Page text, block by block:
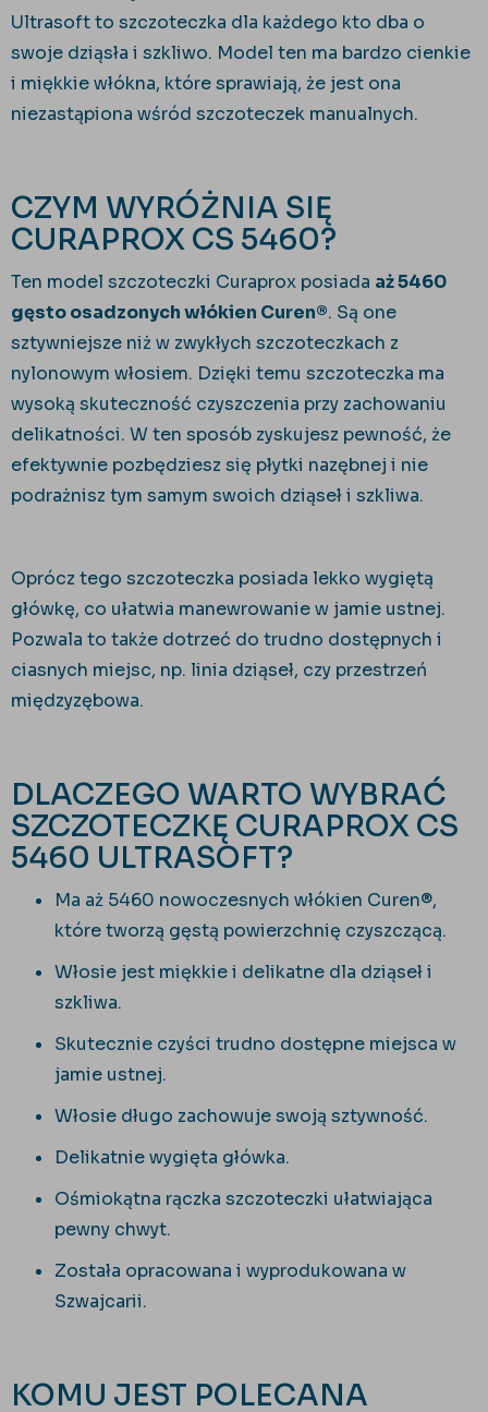
Ultrasoft to szczoteczka dla każdego kto dba o
swoje dziąsła i szkliwo. Model ten ma bardzo cienkie
i miękkie włókna, które sprawiają, że jest ona
niezastąpiona wśród szczoteczek manualnych.
CZYM WYRÓŻNIA SIĘ
CURAPROX CS 5460?
Ten model szczoteczki Curaprox posiada aż 5460
gęsto osadzonych włókien Curen®. Są one
sztywniejsze niż w zwykłych szczoteczkach z
nylonowym włosiem. Dzięki temu szczoteczka ma
wysoką skuteczność czyszczenia przy zachowaniu
delikatności. W ten sposób zyskujesz pewność, że
efektywnie pozbędziesz się płytki nazębnej i nie
podrażnisz tym samym swoich dziąseł i szkliwa.
Oprócz tego szczoteczka posiada lekko wygiętą
główkę, co ułatwia manewrowanie w jamie ustnej.
Pozwala to także dotrzeć do trudno dostępnych i
ciasnych miejsc, np. linia dziąseł, czy przestrzeń
międzyzębowa.
DLACZEGO WARTO WYBRAĆ
SZCZOTECZKĘ CURAPROX CS
5460 ULTRASOFT?
Ma aż 5460 nowoczesnych włókien Curen®,
które tworzą gęstą powierzchnię czyszczącą.
Włosie jest miękkie i delikatne dla dziąseł i
szkliwa.
Skutecznie czyści trudno dostępne miejsca w
jamie ustnej.
Włosie długo zachowuje swoją sztywność.
Delikatnie wygięta główka.
Ośmiokątna rączka szczoteczki ułatwiająca
pewny chwyt.
Została opracowana i wyprodukowana w
Szwajcarii.
KOMU JEST POLECANA